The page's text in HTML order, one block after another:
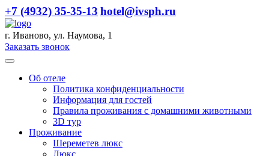
+7 (4932) 35-35-13 hotel@ivsph.ru
г. Иваново, ул. Наумова, 1
Заказать звонок
Об отеле
Политика конфиденциальности
Информация для гостей
Правила проживания с домашними животными
3D тур
Проживание
Шереметев люкс
Люкс